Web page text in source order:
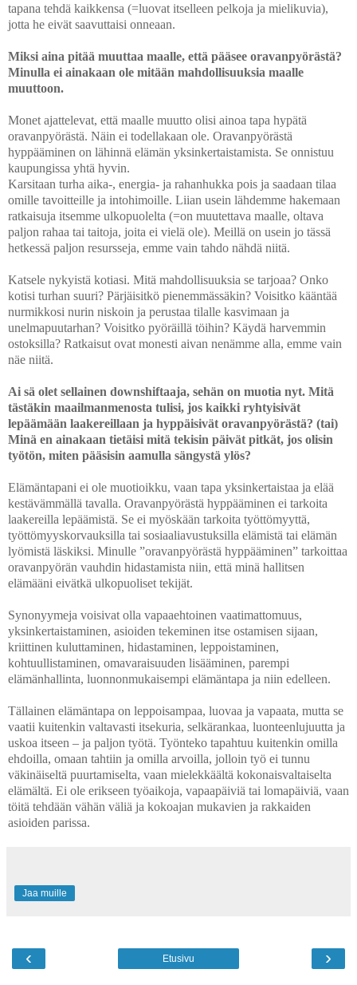
tapana tehdä kaikkensa (=luovat itselleen pelkoja ja mielikuvia),
jotta he eivät saavuttaisi onneaan.
Miksi aina pitää muuttaa maalle, että pääsee oravanpyörästä?
Minulla ei ainakaan ole mitään mahdollisuuksia maalle
muuttoon.
Monet ajattelevat, että maalle muutto olisi ainoa tapa hypätä
oravanpyörästä. Näin ei todellakaan ole. Oravanpyörästä
hyppääminen on lähinnä elämän yksinkertaistamista. Se onnistuu
kaupungissa yhtä hyvin.
Karsitaan turha aika-, energia- ja rahanhukka pois ja saadaan tilaa
omille tavoitteille ja intohimoille. Liian usein lähdemme hakemaan
ratkaisuja itsemme ulkopuolelta (=on muutettava maalle, oltava
paljon rahaa tai taitoja, joita ei vielä ole). Meillä on usein jo tässä
hetkessä paljon resursseja, emme vain tahdo nähdä niitä.
Katsele nykyistä kotiasi. Mitä mahdollisuuksia se tarjoaa? Onko
kotisi turhan suuri? Pärjäisitkö pienemmässäkin? Voisitko kääntää
nurmikkosi nurin niskoin ja perustaa tilalle kasvimaan ja
unelmapuutarhan? Voisitko pyöräillä töihin? Käydä harvemmin
ostoksilla? Ratkaisut ovat monesti aivan nenämme alla, emme vain
näe niitä.
Ai sä olet sellainen downshiftaaja, sehän on muotia nyt. Mitä
tästäkin maailmanmenosta tulisi, jos kaikki ryhtyisivät
lepäämään laakereillaan ja hyppäisivät oravanpyörästä? (tai)
Minä en ainakaan tietäisi mitä tekisin päivät pitkät, jos olisin
työtön, miten pääsisin aamulla sängystä ylös?
Elämäntapani ei ole muotioikku, vaan tapa yksinkertaistaa ja elää
kestävämmällä tavalla. Oravanpyörästä hyppääminen ei tarkoita
laakereilla lepäämistä. Se ei myöskään tarkoita työttömyyttä,
työttömyyskorvauksilla tai sosiaaliavustuksilla elämistä tai elämän
lyömistä läskiksi. Minulle ”oravanpyörästä hyppääminen” tarkoittaa
oravanpyörän vauhdin hidastamista niin, että minä hallitsen
elämääni eivätkä ulkopuoliset tekijät.
Synonyymeja voisivat olla vapaaehtoinen vaatimattomuus,
yksinkertaistaminen, asioiden tekeminen itse ostamisen sijaan,
kriittinen kuluttaminen, hidastaminen, leppoistaminen,
kohtuullistaminen, omavaraisuuden lisääminen, parempi
elämänhallinta, luonnonmukaisempi elämäntapa ja niin edelleen.
Tällainen elämäntapa on leppoisampaa, luovaa ja vapaata, mutta se
vaatii kuitenkin valtavasti itsekuria, selkärankaa, luonteenlujuutta ja
uskoa itseen – ja paljon työtä. Työnteko tapahtuu kuitenkin omilla
ehdoilla, omaan tahtiin ja omilla arvoilla, jolloin työ ei tunnu
väkinäiseltä puurtamiselta, vaan mielekkäältä kokonaisvaltaiselta
elämältä. Ei ole erikseen työaikoja, vapaapäiviä tai lomapäiviä, vaan
töitä tehdään vähän väliä ja kokoajan mukavien ja rakkaiden
asioiden parissa.
Jaa muille
‹ ›
Etusivu